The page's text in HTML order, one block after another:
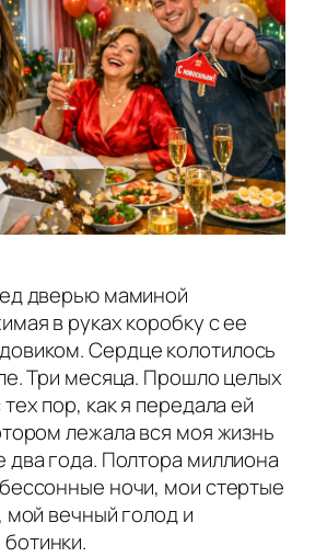
дверью маминой
в руках коробку с ее
Сердце колотилось
Три месяца. Прошло целых
пор, как я передала ей
лежала вся моя жизнь
два года. Полтора миллиона
ночи, мои стертые
мой вечный голод и